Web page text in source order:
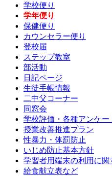
学校便り
学年便り
保健便り
カウンセラー便り
登校届
ステップ教室
部活動
日記ページ
生徒手帳情報
二中父コーナー
同窓会
学校評価・各種アンケー
授業改善推進プラン
性暴力・体罰防止
いじめ防止基本方針
学習者用端末の利用に関
給食献立表など